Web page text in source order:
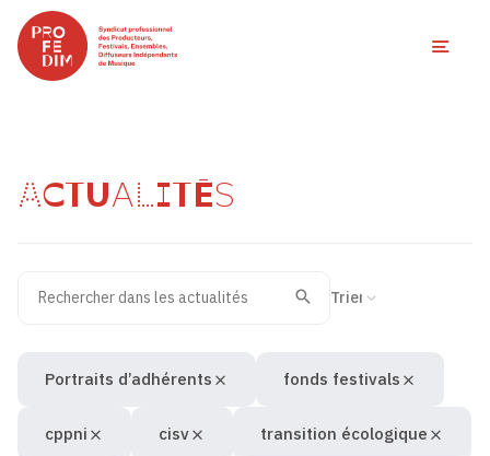
ACTUALITÉS
Recherche
Valider
Portraits d’adhérents fonds festivals
cppni cisv transition écologique